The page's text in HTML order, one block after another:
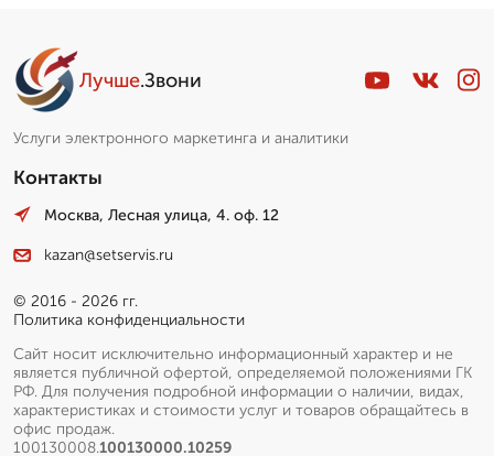
Лучше.Звони
Услуги электронного маркетинга и аналитики
Контакты
Москва, Лесная улица, 4. оф. 12
kazan@setservis.ru
© 2016 - 2026 гг.
Политика конфиденциальности
Сайт носит исключительно информационный характер и не
является публичной офертой, определяемой положениями ГК
РФ. Для получения подробной информации о наличии, видах,
характеристиках и стоимости услуг и товаров обращайтесь в
офис продаж.
100130008.100130000.10259